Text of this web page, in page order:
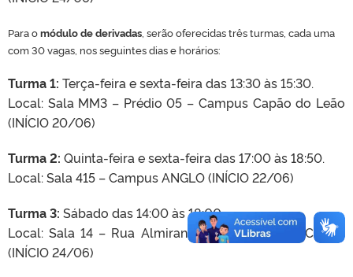
Para omódulo de derivadas , serão oferecidas três turmas , cada uma
com 30 vagas, nos seguintes dias e horários:
Turma 1: Terça-feira e sexta-feira das 13:30 às 15:30.
Local: Sala MM3 – Prédio 05 – Campus Capão do Leão
(INÍCIO 20/06)
Turma 2: Quinta-feira e sexta-feira das 17:00 às 18:50.
Local: Sala 415 – Campus ANGLO (INÍCIO 22/06)
Turma 3: Sábado das 14:00 às 18:00.
Local: Sala 14 – Rua Almirante Barroso, 1734 – Centro
(INÍCIO 24/06)